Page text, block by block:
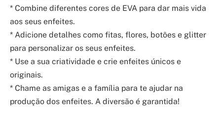
* Combine diferentes cores de EVA para dar mais vida
aos seus enfeites.
* Adicione detalhes como fitas, flores, botões e glitter
para personalizar os seus enfeites.
* Use a sua criatividade e crie enfeites únicos e
originais.
* Chame as amigas e a família para te ajudar na
produção dos enfeites. A diversão é garantida!